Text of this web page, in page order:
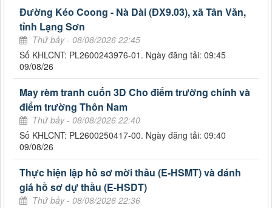
Đường Kéo Coong - Nà Dài (ĐX9.03), xã Tân Văn,
tỉnh Lạng Sơn
Thứ bảy - 08/08/2026 22:45
Số KHLCNT: PL2600243976-01. Ngày đăng tải: 09:45
09/08/26
May rèm tranh cuốn 3D Cho điểm trường chính và
điểm trường Thôn Nam
Thứ bảy - 08/08/2026 22:40
Số KHLCNT: PL2600250417-00. Ngày đăng tải: 09:40
09/08/26
Thực hiện lập hồ sơ mời thầu (E-HSMT) và đánh
giá hồ sơ dự thầu (E-HSDT)
Thứ bảy - 08/08/2026 22:36